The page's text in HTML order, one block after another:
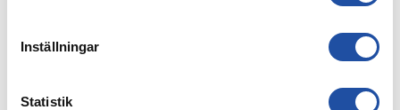
Inställningar
Statistik